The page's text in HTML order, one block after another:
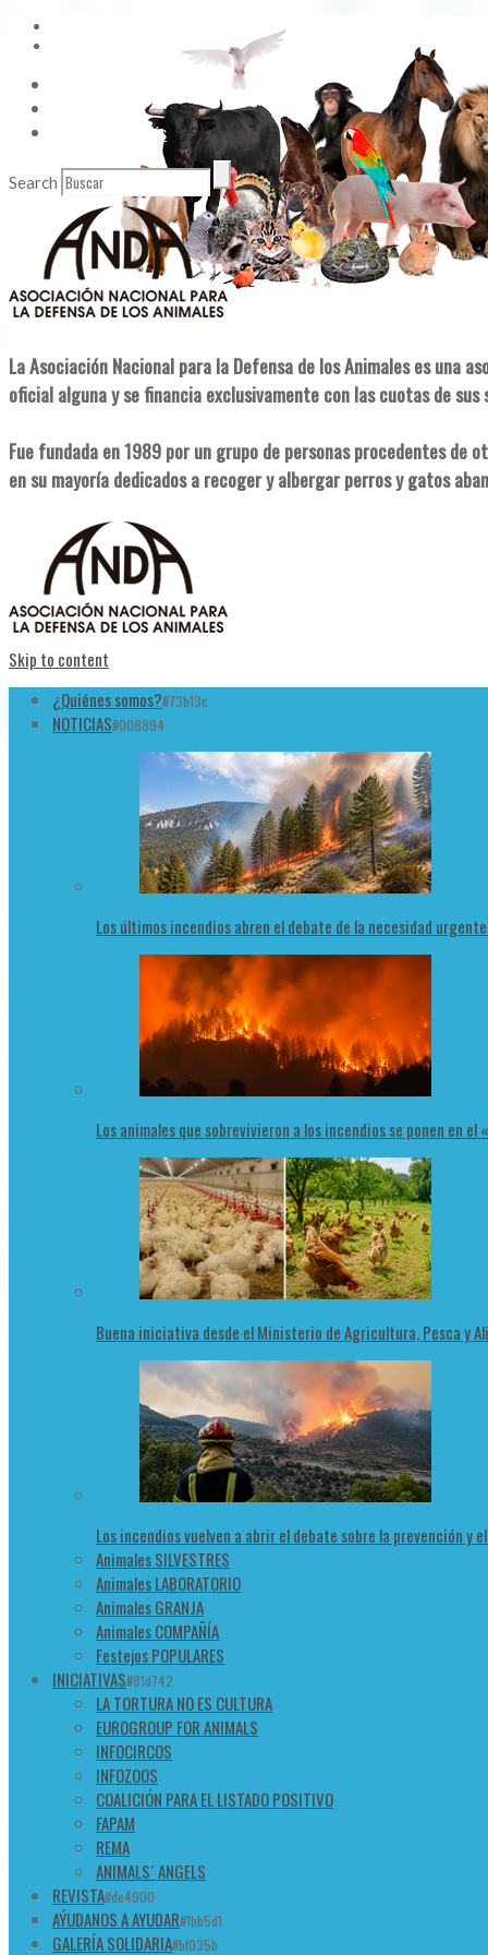
Enlaces de Interés
Search
La Asociación Nacional para la Defensa de los Animales es una
oficial alguna y se financia exclusivamente con las cuotas de sus
Fue fundada en 1989 por un grupo de personas procedentes de
en su mayoría dedicados a recoger y albergar perros y gatos
Skip to content
¿Quiénes somos?#73b13c
NOTICIAS#008894
Los últimos incendios abren el debate de la necesidad
Los animales que sobrevivieron a los incendios se ponen en
Buena iniciativa desde el Ministerio de Agricultura, Pesca y
Los incendios vuelven a abrir el debate sobre la prevención y
Animales SILVESTRES
Animales LABORATORIO
Animales GRANJA
Animales COMPAÑÍA
Festejos POPULARES
INICIATIVAS#81d742
LA TORTURA NO ES CULTURA
EUROGROUP FOR ANIMALS
INFOCIRCOS
INFOZOOS
COALICIÓN PARA EL LISTADO POSITIVO
FAPAM
REMA
ANIMALS´ ANGELS
REVISTA#de4900
AÝUDANOS A AYUDAR#1bb5d1
GALERÍA SOLIDARIA#bf035b